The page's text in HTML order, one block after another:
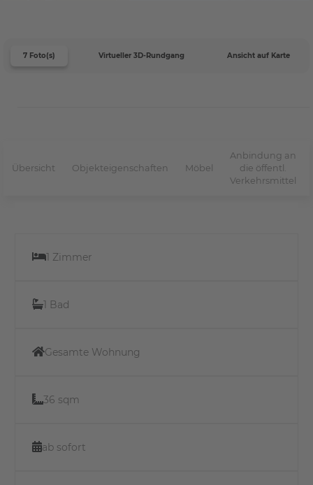
7 Foto(s) Virtueller 3D-Rundgang Ansicht auf Karte
Übersicht Objekteigenschaften Möbel
Anbindung an
die öffentl.
Verkehrsmittel
1 Zimmer
1 Bad
Gesamte Wohnung
36 sqm
ab sofort